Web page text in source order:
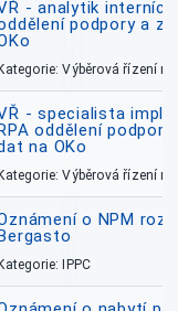
- analytik
podpory a
Kategorie: Výběrová řízení
- specialista
RPA oddělení
na OKo
Kategorie: Výběrová řízení
o NPM
Bergasto
Kategorie: IPPC